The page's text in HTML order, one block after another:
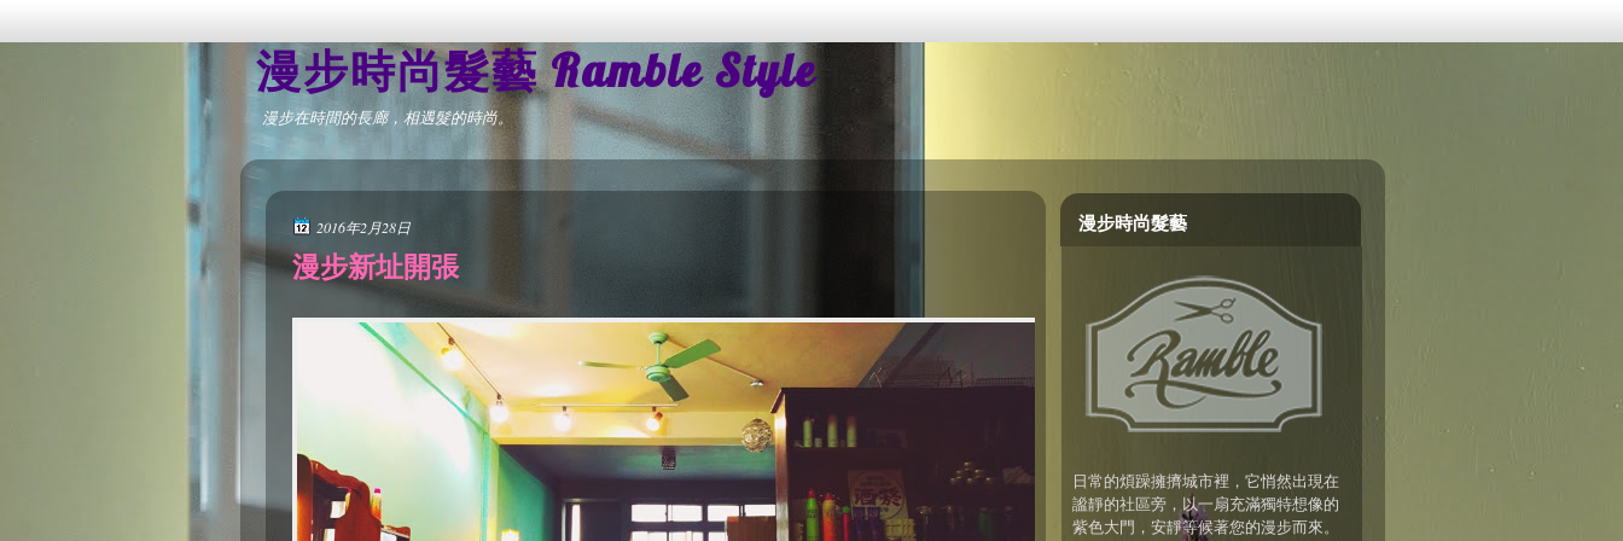
漫步時尚髮藝 Ramble Style
漫步在時間的長廊，相遇髮的時尚。
2016年2月28日
漫步新址開張
漫步時尚髮藝
日常的煩躁擁擠城市裡，它悄然出現在
謐靜的社區旁，以一扇充滿獨特想像的
紫色大門，安靜等候著您的漫步而來。